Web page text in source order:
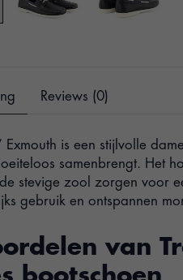
Reviews (0)
Exmouth is een stijlvolle
samenbrengt. Het
stevige zool zorgen voor
gebruik en ontspannen
van